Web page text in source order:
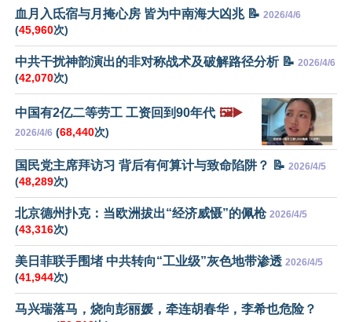
血月入氐宿与月掩心房 皆为中南海大凶兆 📝 2026/4/6
(45,960次)
中共干扰神韵演出的非对称战术及破解路径分析 📝 2026/4/6
(42,070次)
中国有2亿二等劳工 工资回到90年代 🖼️▶️
2026/4/6 (68,440次)
国民党主席拜访习 背后有何算计与致命陷阱？ 📝 2026/4/5
(48,289次)
北京德州扑克：当欧洲拔出“经济威慑”的佩枪 2026/4/5
(43,316次)
美日菲联手围堵 中共转向“工业级”灰色地带渗透 2026/4/5
(41,944次)
马兴瑞落马，烧向彭丽媛，牵连胡春华，李希也危险？